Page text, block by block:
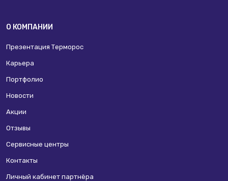
О КОМПАНИИ
Презентация Терморос
Карьера
Портфолио
Новости
Акции
Отзывы
Сервисные центры
Контакты
Личный кабинет партнёра